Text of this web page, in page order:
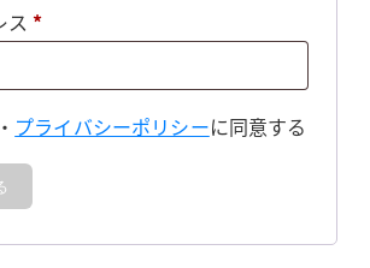
ス *必
・ プライバシーポリシーに同意する